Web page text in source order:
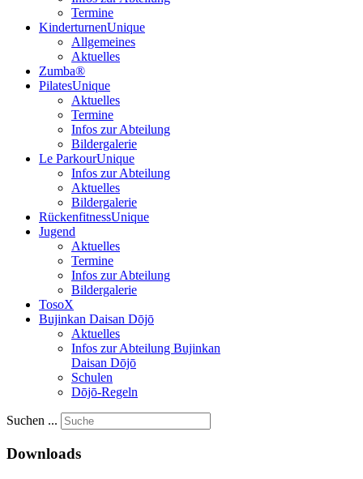
Termine
KinderturnenUnique
Allgemeines
Aktuelles
Zumba®
PilatesUnique
Aktuelles
Termine
Infos zur Abteilung
Bildergalerie
Le ParkourUnique
Infos zur Abteilung
Aktuelles
Bildergalerie
RückenfitnessUnique
Jugend
Aktuelles
Termine
Infos zur Abteilung
Bildergalerie
TosoX
Bujinkan Daisan Dōjō
Aktuelles
Infos zur Abteilung Bujinkan
Daisan Dōjō
Schulen
Dōjō-Regeln
Suchen ...
Downloads